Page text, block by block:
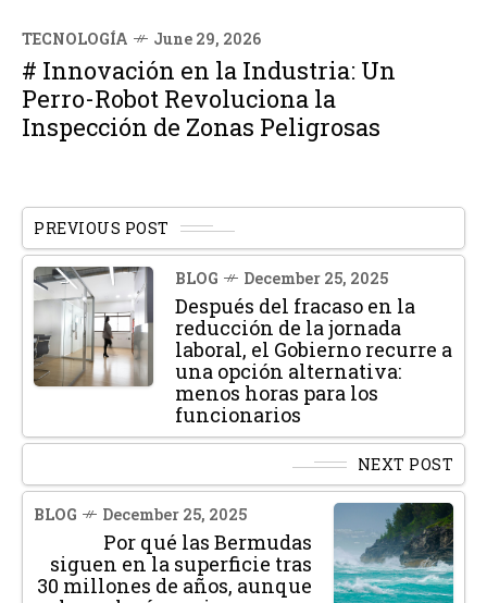
TECNOLOGÍA June 29, 2026
# Innovación en la Industria: Un
Perro-Robot Revoluciona la
Inspección de Zonas Peligrosas
PREVIOUS POST
BLOG December 25, 2025
Después del fracaso en la
reducción de la jornada
laboral, el Gobierno recurre a
una opción alternativa:
menos horas para los
funcionarios
NEXT POST
BLOG December 25, 2025
Por qué las Bermudas
siguen en la superficie tras
30 millones de años, aunque